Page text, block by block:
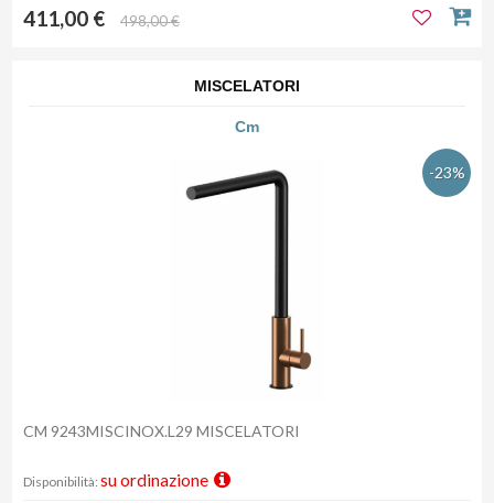
411,00 € 498,00 €
MISCELATORI
Cm
-23%
CM 9243MISCINOX.L29 MISCELATORI
Disponibilità: su ordinazione